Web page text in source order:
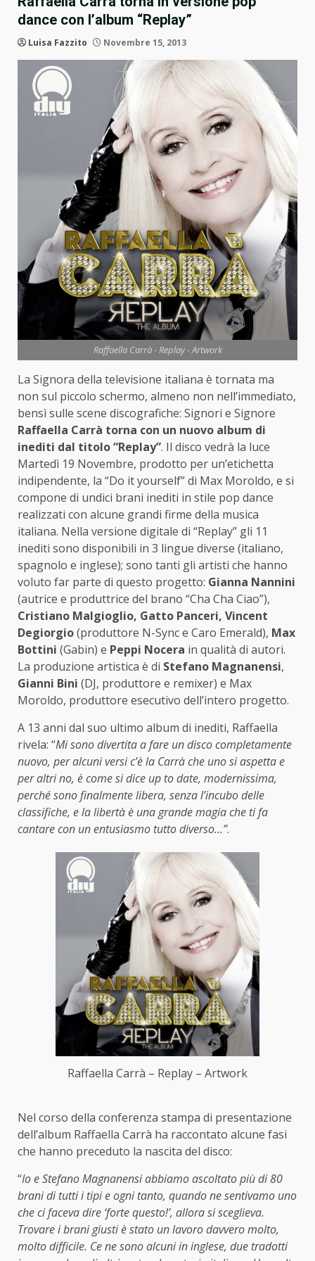
dance con l’album “Replay”
Luisa Fazzito Novembre 15, 2013
Raffaella Carrà - Replay - Artwork
La Signora della televisione italiana è tornata ma
non sul piccolo schermo, almeno non nell’immediato,
bensì sulle scene discografiche: Signori e Signore
Raffaella Carrà torna con un nuovo album di
inediti dal titolo “Replay”. Il disco vedrà la luce
Martedì 19 Novembre, prodotto per un’etichetta
indipendente, la “Do it yourself” di Max Moroldo, e si
compone di undici brani inediti in stile pop dance
realizzati con alcune grandi firme della musica
italiana. Nella versione digitale di “Replay” gli 11
inediti sono disponibili in 3 lingue diverse (italiano,
spagnolo e inglese); sono tanti gli artisti che hanno
voluto far parte di questo progetto: Gianna Nannini
(autrice e produttrice del brano “Cha Cha Ciao”),
Cristiano Malgioglio, Gatto Panceri, Vincent
Degiorgio(produttore N-Sync e Caro Emerald), Max
Bottini (Gabin) e Peppi Nocera in qualità di autori.
La produzione artistica è di Stefano Magnanensi,
Gianni Bini (DJ, produttore e remixer) e Max
Moroldo, produttore esecutivo dell’intero progetto.
A 13 anni dal suo ultimo album di inediti, Raffaella
rivela: “Mi sono divertita a fare un disco completamente
nuovo, per alcuni versi c’è la Carrà che uno si aspetta e
per altri no, è come si dice up to date, modernissima,
perché sono finalmente libera, senza l’incubo delle
classifiche, e la libertà è una grande magia che ti fa
cantare con un entusiasmo tutto diverso…”.
Raffaella Carrà – Replay – Artwork
Nel corso della conferenza stampa di presentazione
dell’album Raffaella Carrà ha raccontato alcune fasi
che hanno preceduto la nascita del disco:
“Io e Stefano Magnanensi abbiamo ascoltato più di 80
brani di tutti i tipi e ogni tanto, quando ne sentivamo uno
che ci faceva dire ‘forte questo!’, allora si sceglieva.
Trovare i brani giusti è stato un lavoro davvero molto,
molto difficile. Ce ne sono alcuni in inglese, due tradotti